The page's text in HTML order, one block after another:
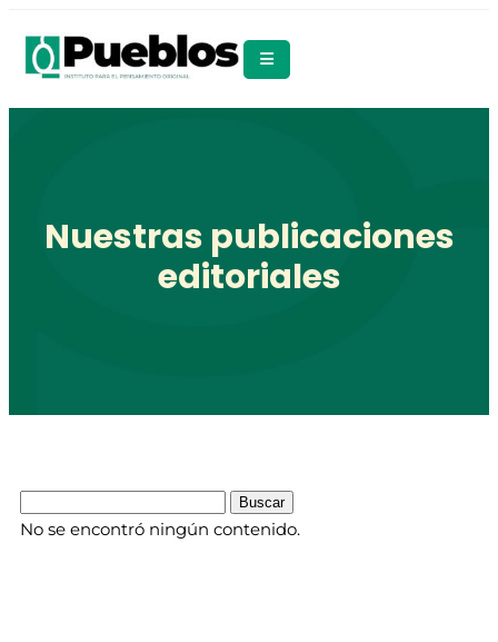
Nuestras publicaciones
editoriales
No se encontró ningún contenido.